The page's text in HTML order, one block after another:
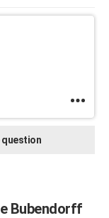
question
Bubendorff